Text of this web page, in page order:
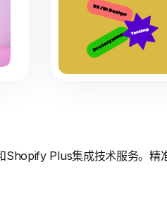
Plus集成技术服务。精